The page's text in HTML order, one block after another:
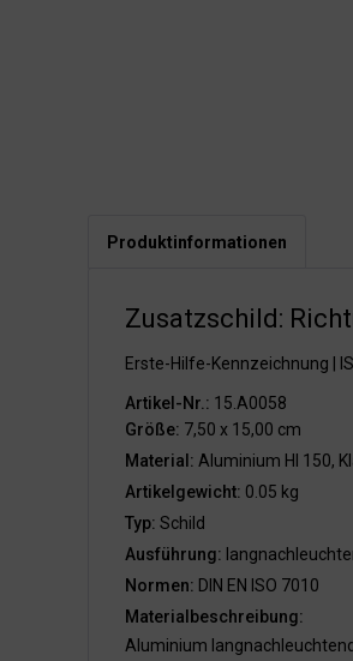
Produktinformationen
Zusatzschild:
Erste-Hilfe-Kennzeichnung |
Artikel-Nr.: 15.A0058
Größe: 7,50 x 15,00 cm
Material: Aluminium HI 150,
Artikelgewicht: 0.05 kg
Typ: Schild
Ausführung:
Normen: DIN EN ISO 7010
Materialbeschreibung:
Aluminium langnachleuchtend.